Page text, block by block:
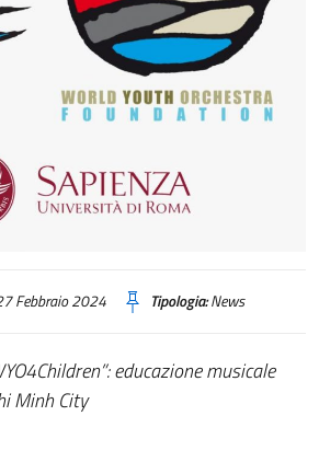
Febbraio 2024 Tipologia:News
educazione musicale
Minh City